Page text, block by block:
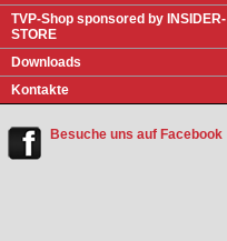
TVP-Shop sponsored by INSIDER-
STORE
Downloads
Kontakte
Besuche uns auf Facebook